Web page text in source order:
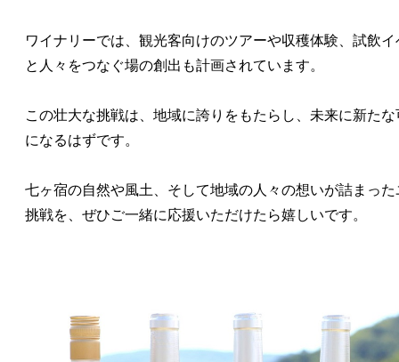
ワイナリーでは、観光客向けのツアーや収穫体験、試飲
と人々をつなぐ場の創出も計画されています。
この壮大な挑戦は、地域に誇りをもたらし、未来に新た
になるはずです。
七ヶ宿の自然や風土、そして地域の人々の想いが詰まっ
挑戦を、ぜひご一緒に応援いただけたら嬉しいです。